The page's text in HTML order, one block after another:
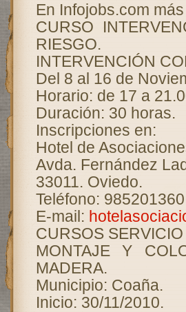
En Infojobs.com
CURSO
RIESGO.
INTERVENCIÓN
Del 8 al 16 de
Horario: de 17 a
Duración: 30 horas.
Inscripciones en:
Hotel de
Avda. Fernández
33011. Oviedo.
Teléfono: 985201360
E-mail:
CURSOS
MONTAJE Y
MADERA.
Municipio: Coaña.
Inicio: 30/11/2010.